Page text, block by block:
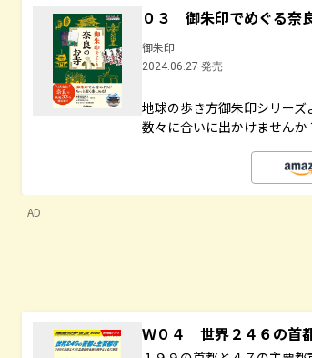
０３ 御朱印でめぐる奈
御朱印
2024.06.27 発売
地球の歩き方御朱印シリー
数々に合いに出かけませんか
AD
Ｗ０４ 世界２４６の首